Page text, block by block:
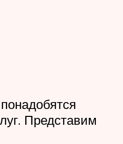
Представим